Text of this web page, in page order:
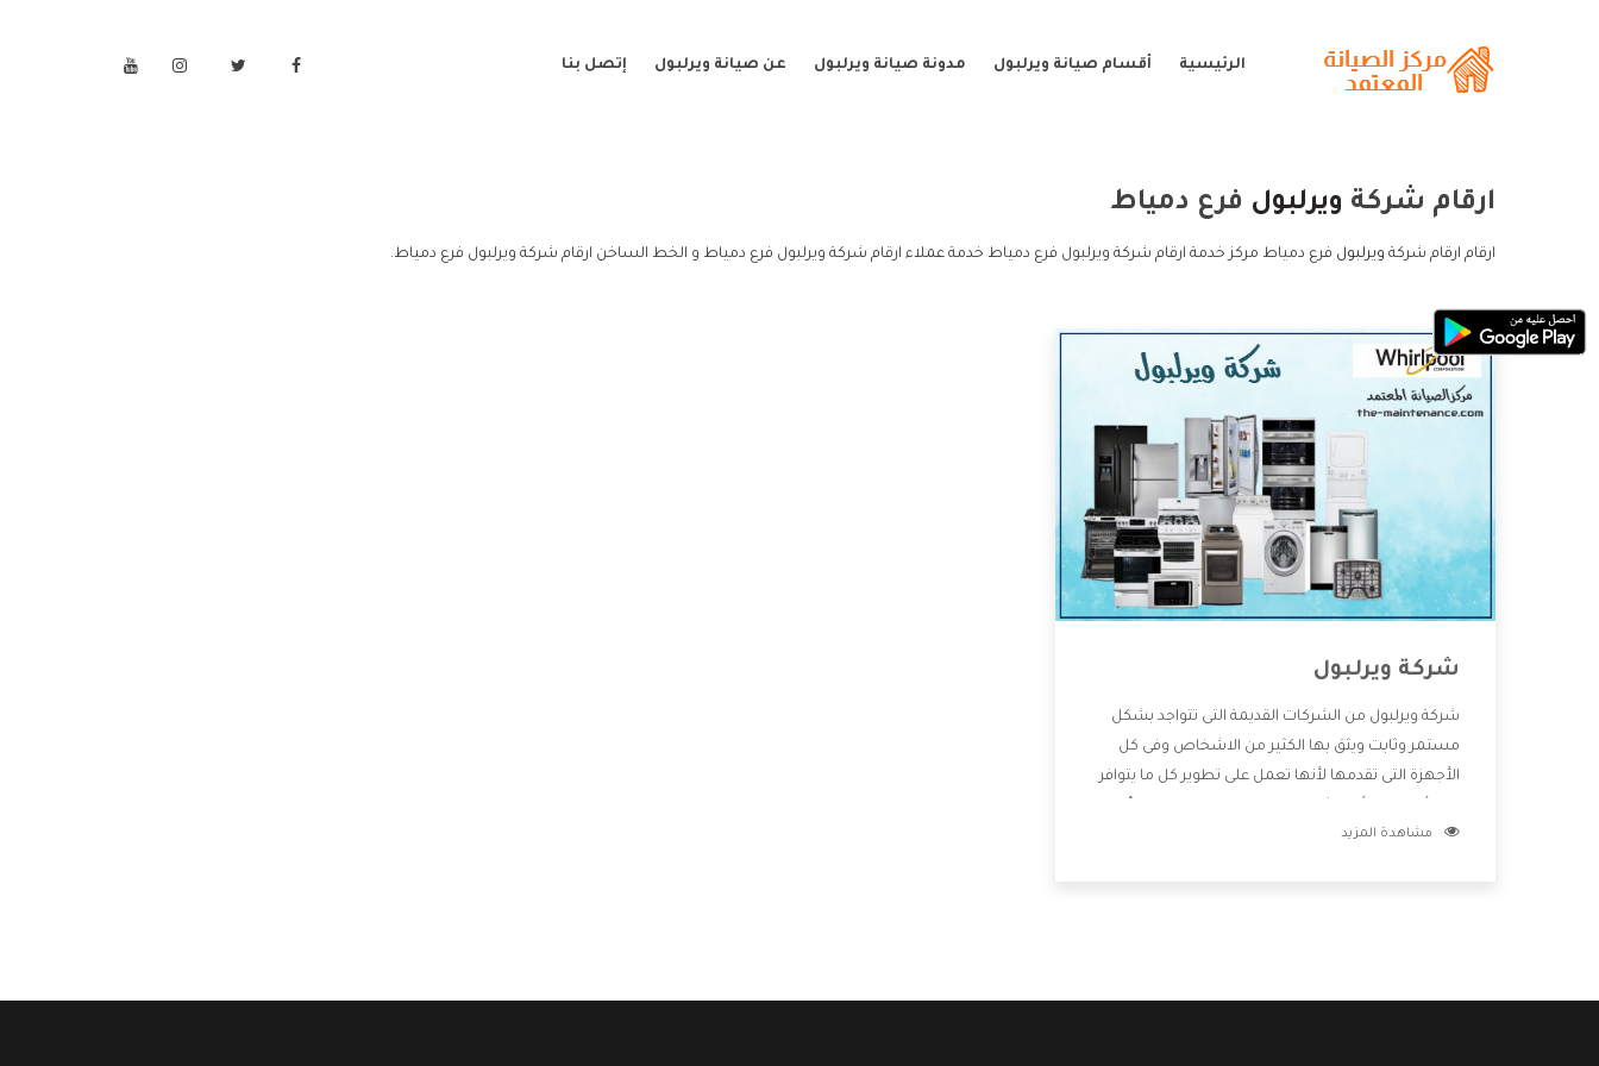
الرئيسية أقسام صيانة ويرلبول مدونة صيانة ويرلبول عن صيانة ويرلبول إتصل بنا
ارقام شركة ويرلبول فرع دمياط
ارقام ارقام شركة ويرلبول فرع دمياط مركز خدمة ارقام شركة ويرلبول فرع دمياط خدمة عملاء ارقام شركة ويرلبول فرع دمياط و الخط الساخن ارقام شركة ويرلبول فرع دمياط.
شركة ويرلبول
شركة ويرلبول من الشركات القديمة التى تتواجد بشكل
مستمر وثابت ويثق بها الكثير من الاشخاص وفى كل
الأجهزة التى تقدمها لأنها تعمل على تطوير كل ما يتوافر
خدمات ما بعد البيع مع المنتجات وتقدم للعملاء أقوى
مشاهدة المزيد